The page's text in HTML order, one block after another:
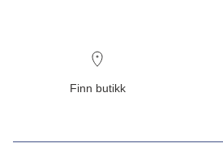
Finn butikk